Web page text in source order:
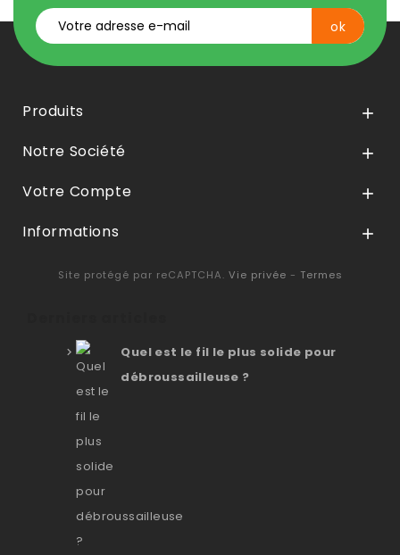
Produits 
Notre Société 
Votre Compte 
Informations 
Site protégé par reCAPTCHA. Vie privée - Termes
Quel est le fil le plus solide pour
débroussailleuse ?